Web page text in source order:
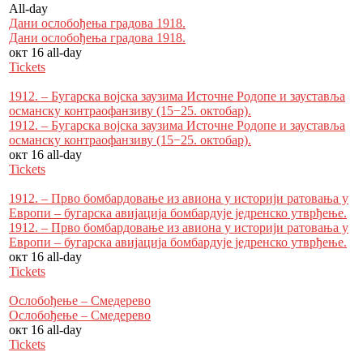
All-day
Дани ослобођења градова 1918.
Дани ослобођења градова 1918.
окт 16 all-day
Tickets
1912. – Бугарска војска заузима Источне Родопе и зауставља
османску контраофанзиву (15−25. октобар).
1912. – Бугарска војска заузима Источне Родопе и зауставља
османску контраофанзиву (15−25. октобар).
окт 16 all-day
Tickets
1912. – Прво бомбардовање из авиона у историји ратовања у
Европи – бугарска авијација бомбардује једренско утврђење.
1912. – Прво бомбардовање из авиона у историји ратовања у
Европи – бугарска авијација бомбардује једренско утврђење.
окт 16 all-day
Tickets
Ослобођење – Смедерево
Ослобођење – Смедерево
окт 16 all-day
Tickets